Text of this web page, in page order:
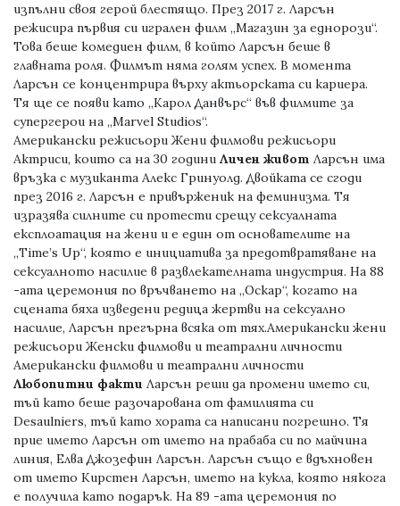
изпълни своя герой блестящо. През 2017 г. Ларсън
режисира първия си игрален филм „Магазин за еднорози“.
Това беше комедиен филм, в който Ларсън беше в
главната роля. Филмът няма голям успех. В момента
Ларсън се концентрира върху актьорската си кариера.
Тя ще се появи като „Карол Данвърс“ във филмите за
супергерои на „Marvel Studios“.
Американски режисьори Жени филмови режисьори
Актриси, които са на 30 години Личен живот Ларсън има
връзка с музиканта Алекс Гринуолд. Двойката се сгоди
през 2016 г. Ларсън е привърженик на феминизма. Тя
изразява силните си протести срещу сексуалната
експлоатация на жени и е един от основателите на
„Time’s Up“, която е инициатива за предотвратяване на
сексуалното насилие в развлекателната индустрия. На 88
-ата церемония по връчването на „Оскар“, когато на
сцената бяха изведени редица жертви на сексуално
насилие, Ларсън прегърна всяка от тях.Американски жени
режисьори Женски филмови и театрални личности
Американски филмови и театрални личности
Любопитни факти Ларсън реши да промени името си,
тъй като беше разочарована от фамилията си
Desaulniers, тъй като хората са написани погрешно. Тя
прие името Ларсън от името на прабаба си по майчина
линия, Елва Джозефин Ларсън. Ларсън също е вдъхновен
от името Кирстен Ларсън, името на кукла, която някога
е получила като подарък. На 89 -ата церемония по